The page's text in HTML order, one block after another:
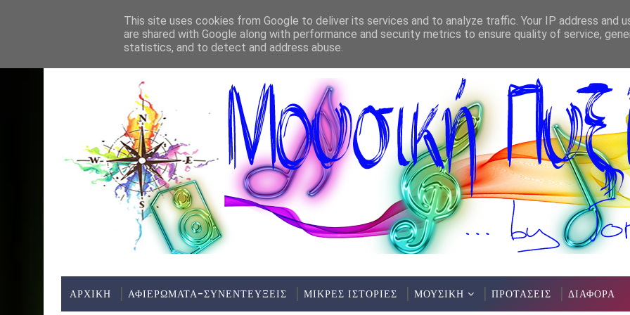
About Contact
ΤΕΛΕΥΤΑΊΑ ΝΈΑ:
ΑΡΧΙΚΗ ΑΦΙΕΡΩΜΑΤΑ-ΣΥΝΕΝΤΕΥΞΕΙΣ ΜΙΚΡΕΣ ΙΣΤΟΡΙΕΣ ΜΟΥΣΙΚΗ ΠΡΟΤΑΣΕΙΣ ΔΙΑΦΟΡΑ
This site uses cookies from Google to deliver its services and to analyze traffic. Your IP address and
are shared with Google along with performance and security metrics to ensure quality of service,
statistics, and to detect and address abuse.